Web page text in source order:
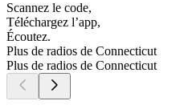
Scannez le code,
Téléchargez l’app,
Écoutez.
Plus de radios de Connecticut
Plus de radios de Connecticut